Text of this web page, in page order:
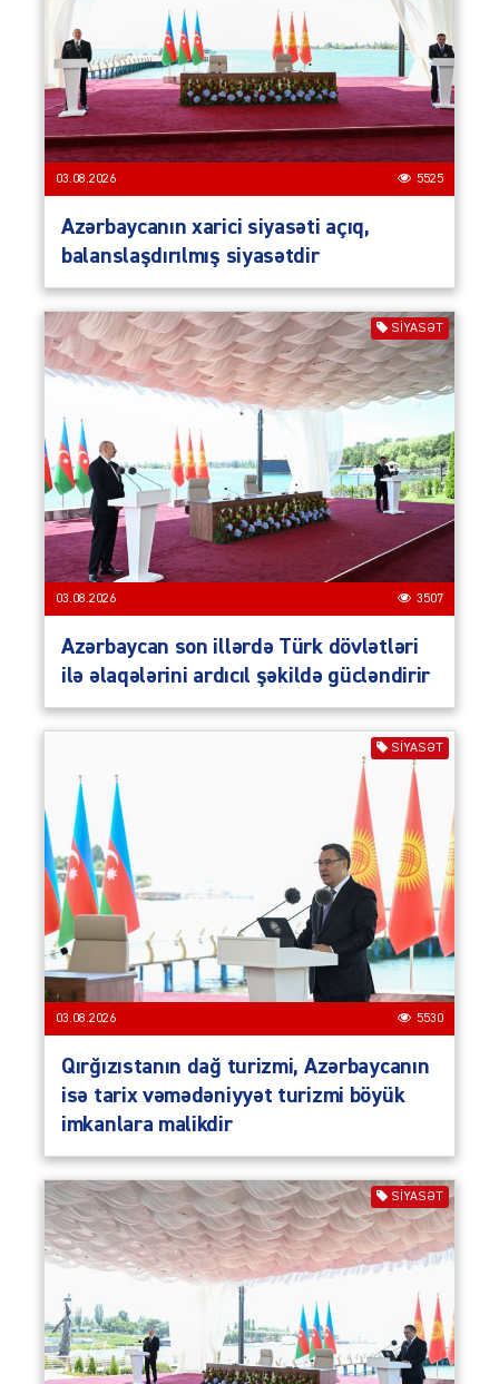
03.08.2026 5525
Azərbaycanın xarici siyasəti açıq,
balanslaşdırılmış siyasətdir
SIYASƏT
03.08.2026 3507
Azərbaycan son illərdə Türk dövlətləri
ilə əlaqələrini ardıcıl şəkildə gücləndirir
SIYASƏT
03.08.2026 5530
Qırğızıstanın dağ turizmi, Azərbaycanın
isə tarix vəmədəniyyət turizmi böyük
imkanlara malikdir
SIYASƏT